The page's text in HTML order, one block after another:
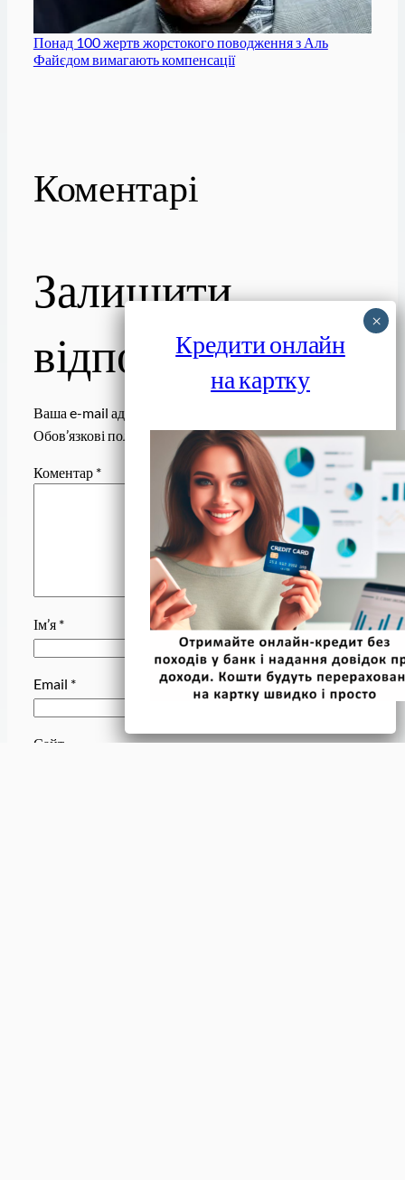
Понад 100 жертв жорстокого поводження з Аль
Файєдом вимагають компенсації
Коментарі
Залишити
відповідь
Ваша e-mail адреса не оприлюднюватиметься.
Обов’язкові поля позначені*
Коментар *
Ім’я *
Email *
Сайт
Кредити онлайн
на картку